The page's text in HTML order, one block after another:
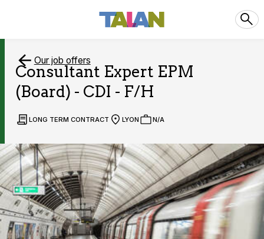
Our job offers
Consultant Expert EPM
(Board) - CDI - F/H
LONG TERM CONTRACT LYON N/A